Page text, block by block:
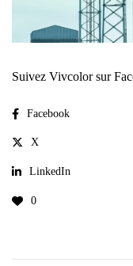
Suivez Vivcolor sur
Facebook
X
LinkedIn
0